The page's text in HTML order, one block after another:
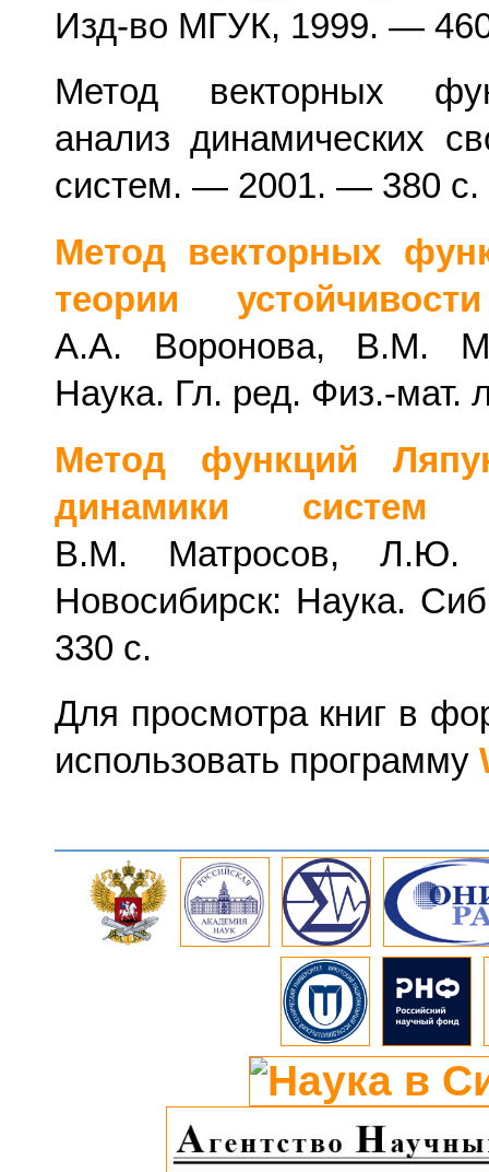
Изд-во МГУК, 1999. —
Метод векторных
анализ динамических
систем. — 2001. — 380 с.
Метод векторных
теории устойчивости
А.А. Воронова, В.М.
Наука. Гл. ред. Физ.-мат.
Метод функций
динамики систем
В.М. Матросов, Л.Ю.
Новосибирск: Наука.
330 с.
Для просмотра книг в
использовать программу